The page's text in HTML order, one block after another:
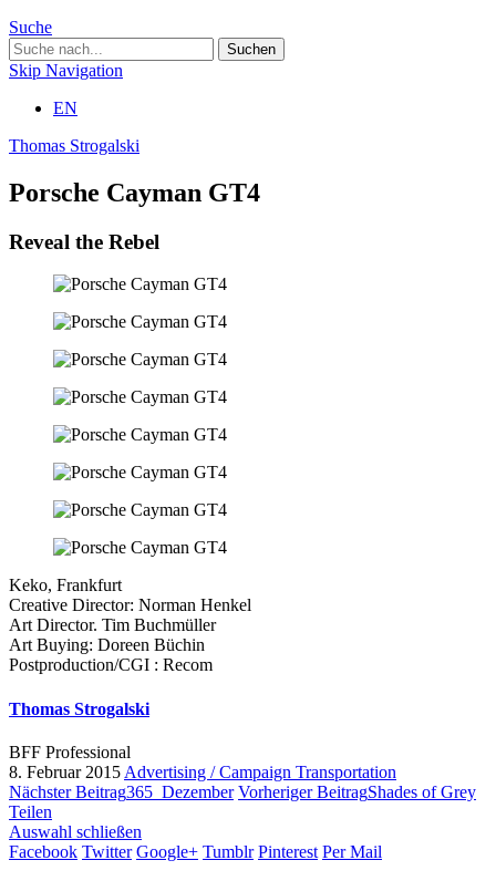
Suche
Skip Navigation
EN
Thomas Strogalski
Porsche Cayman GT4
Reveal the Rebel
Keko, Frankfurt
Creative Director: Norman Henkel
Art Director. Tim Buchmüller
Art Buying: Doreen Büchin
Postproduction/CGI : Recom
Thomas Strogalski
BFF Professional
8. Februar 2015 Advertising / Campaign Transportation
Nächster Beitrag365_Dezember Vorheriger BeitragShades of Grey
Teilen
Auswahl schließen
Facebook Twitter Google+ Tumblr Pinterest Per Mail